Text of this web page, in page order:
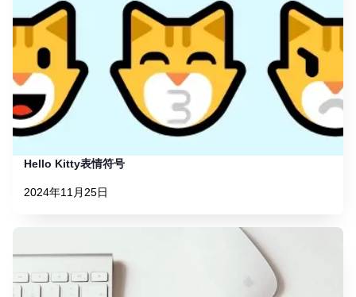
Hello Kitty表情符号
2024年11月25日